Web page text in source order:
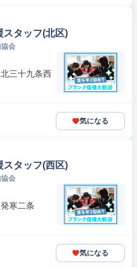
スタッフ(北区)
会
三十九条西
気になる
スタッフ(西区)
会
寒二条
気になる